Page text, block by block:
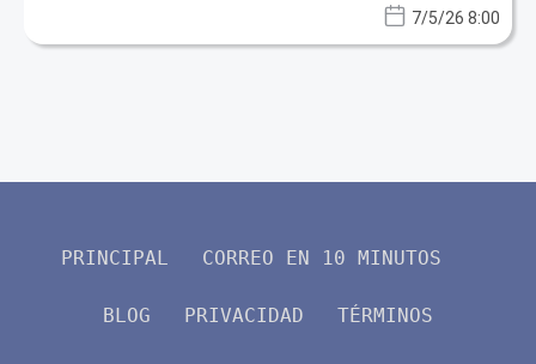
7/5/26 8:00
PRINCIPAL CORREO EN 10 MINUTOS
BLOG PRIVACIDAD TÉRMINOS